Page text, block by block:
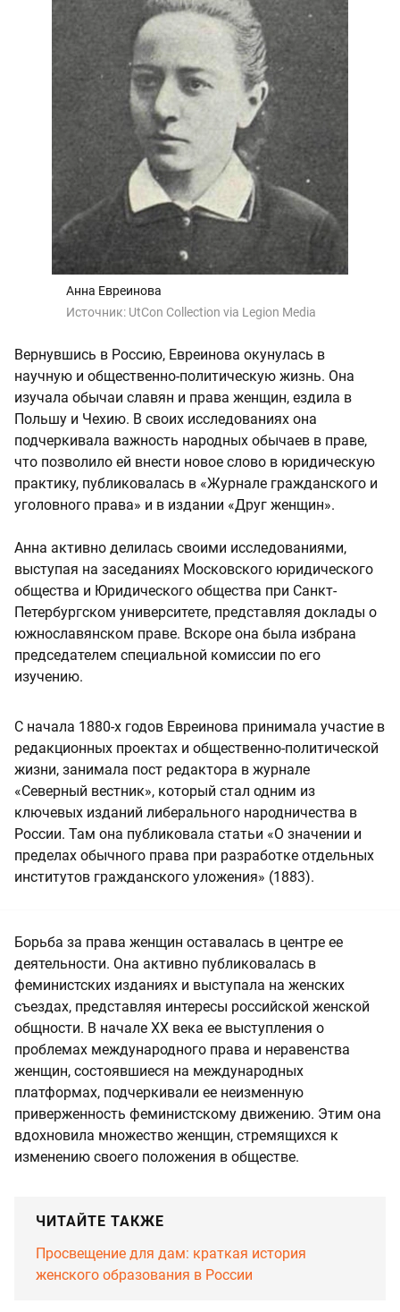
Анна Евреинова
Источник: UtCon Collection via Legion Media
Вернувшись в Россию, Евреинова окунулась в
научную и общественно-политическую жизнь. Она
изучала обычаи славян и права женщин, ездила в
Польшу и Чехию. В своих исследованиях она
подчеркивала важность народных обычаев в праве,
что позволило ей внести новое слово в юридическую
практику, публиковалась в «Журнале гражданского и
уголовного права» и в издании «Друг женщин».
Анна активно делилась своими исследованиями,
выступая на заседаниях Московского юридического
общества и Юридического общества при Санкт-
Петербургском университете, представляя доклады о
южнославянском праве. Вскоре она была избрана
председателем специальной комиссии по его
изучению.
С начала 1880-х годов Евреинова принимала участие в
редакционных проектах и общественно-политической
жизни, занимала пост редактора в журнале
«Северный вестник», который стал одним из
ключевых изданий либерального народничества в
России. Там она публиковала статьи «О значении и
пределах обычного права при разработке отдельных
институтов гражданского уложения» (1883).
Борьба за права женщин оставалась в центре ее
деятельности. Она активно публиковалась в
феминистских изданиях и выступала на женских
съездах, представляя интересы российской женской
общности. В начале XX века ее выступления о
проблемах международного права и неравенства
женщин, состоявшиеся на международных
платформах, подчеркивали ее неизменную
приверженность феминистскому движению. Этим она
вдохновила множество женщин, стремящихся к
изменению своего положения в обществе.
ЧИТАЙТЕ ТАКЖЕ
Просвещение для дам: краткая история
женского образования в России